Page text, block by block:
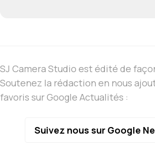
SJ Camera Studio est édité de
Soutenez la rédaction en nous
favoris sur Google Actualités :
Suivez nous sur Google